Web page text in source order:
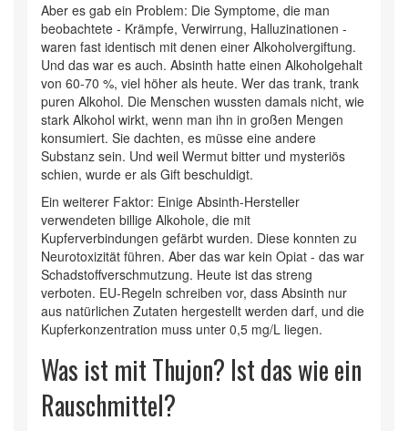
Aber es gab ein Problem: Die Symptome, die man
beobachtete - Krämpfe, Verwirrung, Halluzinationen -
waren fast identisch mit denen einer Alkoholvergiftung.
Und das war es auch. Absinth hatte einen Alkoholgehalt
von 60-70 %, viel höher als heute. Wer das trank, trank
puren Alkohol. Die Menschen wussten damals nicht, wie
stark Alkohol wirkt, wenn man ihn in großen Mengen
konsumiert. Sie dachten, es müsse eine andere
Substanz sein. Und weil Wermut bitter und mysteriös
schien, wurde er als Gift beschuldigt.
Ein weiterer Faktor: Einige Absinth-Hersteller
verwendeten billige Alkohole, die mit
Kupferverbindungen gefärbt wurden. Diese konnten zu
Neurotoxizität führen. Aber das war kein Opiat - das war
Schadstoffverschmutzung. Heute ist das streng
verboten. EU-Regeln schreiben vor, dass Absinth nur
aus natürlichen Zutaten hergestellt werden darf, und die
Kupferkonzentration muss unter 0,5 mg/L liegen.
Was ist mit Thujon? Ist das wie ein
Rauschmittel?